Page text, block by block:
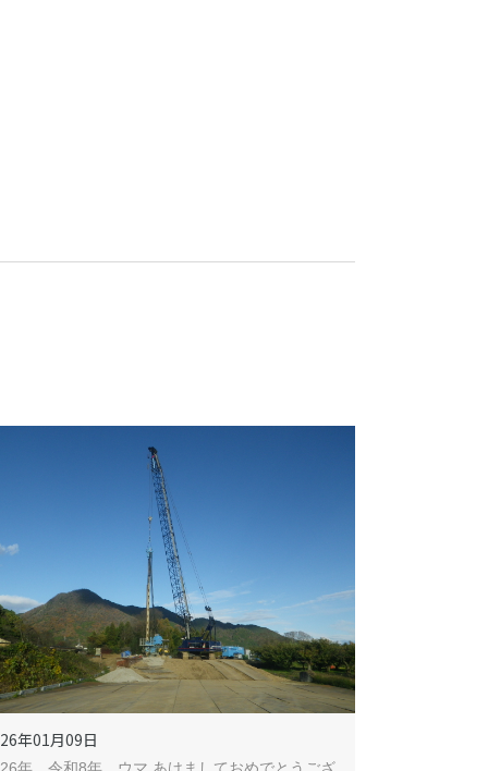
年01月09日
年 令和8年 ウマ あけましておめでとうござ